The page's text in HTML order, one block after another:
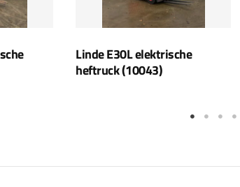
Linde E30L elektrische
heftruck (10043)